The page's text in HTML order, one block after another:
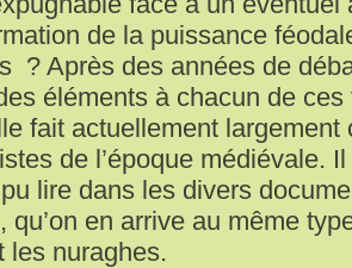
de la puissance
? Après des années de
éléments à chacun de
fait actuellement largement
de l’époque médiévale.
pu lire dans les divers
qu’on en arrive au même
les nuraghes.